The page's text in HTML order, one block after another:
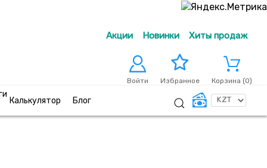
Акции Новинки Хиты продаж
Войти Избранное Корзина (0)
Калькулятор Блог